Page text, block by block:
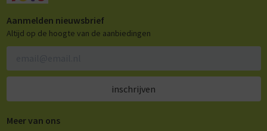
Aanmelden nieuwsbrief
Altijd op de hoogte van de aanbiedingen
inschrijven
Meer van ons